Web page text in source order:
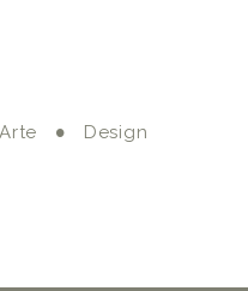
Arte Design